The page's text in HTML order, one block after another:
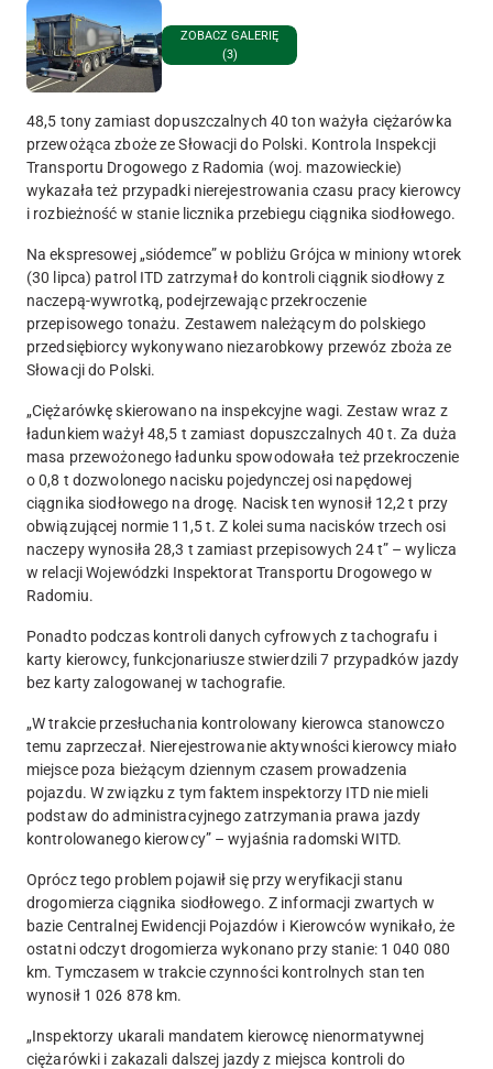
ZOBACZ GALERIĘ
(3)
48,5 tony zamiast dopuszczalnych 40 ton ważyła ciężarówka
przewożąca zboże ze Słowacji do Polski. Kontrola Inspekcji
Transportu Drogowego z Radomia (woj. mazowieckie)
wykazała też przypadki nierejestrowania czasu pracy kierowcy
i rozbieżność w stanie licznika przebiegu ciągnika siodłowego.
Na ekspresowej „siódemce” w pobliżu Grójca w miniony wtorek
(30 lipca) patrol ITD zatrzymał do kontroli ciągnik siodłowy z
naczepą-wywrotką, podejrzewając przekroczenie
przepisowego tonażu. Zestawem należącym do polskiego
przedsiębiorcy wykonywano niezarobkowy przewóz zboża ze
Słowacji do Polski.
„Ciężarówkę skierowano na inspekcyjne wagi. Zestaw wraz z
ładunkiem ważył 48,5 t zamiast dopuszczalnych 40 t.Za duża
masa przewożonego ładunku spowodowała też przekroczenie
o 0,8 t dozwolonego nacisku pojedynczej osi napędowej
ciągnika siodłowego na drogę. Nacisk ten wynosił 12,2 t przy
obwiązującej normie 11,5 t. Z kolei suma nacisków trzech osi
naczepy wynosiła 28,3 t zamiast przepisowych 24 t” – wylicza
w relacji Wojewódzki Inspektorat Transportu Drogowego w
Radomiu.
Ponadto podczas kontroli danych cyfrowych z tachografu i
karty kierowcy, funkcjonariusze stwierdzili 7 przypadków jazdy
bez karty zalogowanej w tachografie.
„W trakcie przesłuchania kontrolowany kierowca stanowczo
temu zaprzeczał. Nierejestrowanie aktywności kierowcy miało
miejsce poza bieżącym dziennym czasem prowadzenia
pojazdu. W związku z tym faktem inspektorzy ITD nie mieli
podstaw do administracyjnego zatrzymania prawa jazdy
kontrolowanego kierowcy” – wyjaśnia radomski WITD.
Oprócz tego problem pojawił się przy weryfikacji stanu
drogomierza ciągnika siodłowego. Z informacji zwartych w
bazie Centralnej Ewidencji Pojazdów i Kierowców wynikało, że
ostatni odczyt drogomierza wykonano przy stanie: 1 040 080
km. Tymczasem w trakcie czynności kontrolnych stan ten
wynosił 1 026 878 km.
„Inspektorzy ukarali mandatem kierowcę nienormatywnej
ciężarówki i zakazali dalszej jazdy z miejsca kontroli do